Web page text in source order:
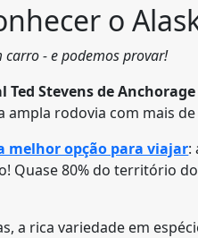
o
carro - e podemos provar!
Stevens de Anchorage
ampla rodovia com mais
melhor opção para viajar:
Quase 80% do território
a rica variedade em